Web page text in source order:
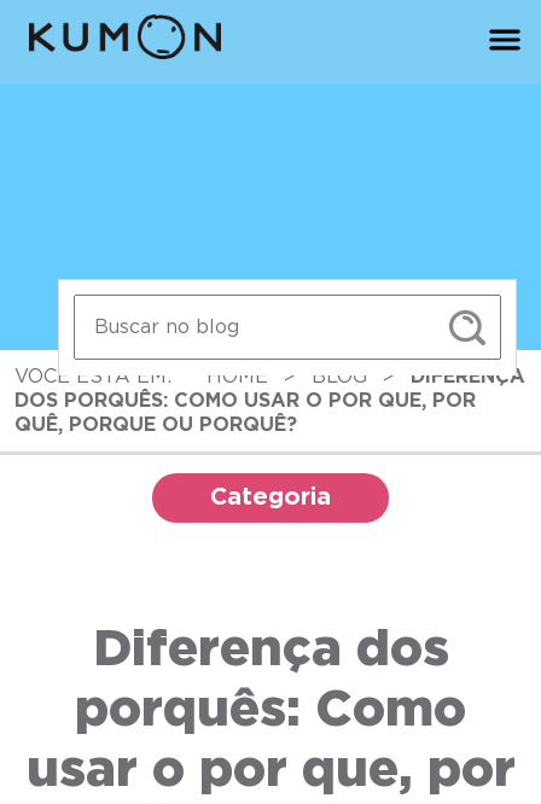
VOCÊ ESTÁ EM: HOME > BLOG >
DIFERENÇA
DOS PORQUÊS: COMO USAR O POR QUE, POR
QUÊ, PORQUE OU PORQUÊ?
Categoria
Diferença dos
porquês: Como
usar o por que, por